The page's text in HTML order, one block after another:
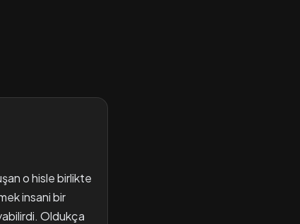
o hisle birlikte
insani bir
Oldukça